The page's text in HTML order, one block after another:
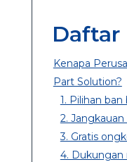
Daftar
Kenapa
Part Solution?
1. Pilihan ban
2.
3. Gratis
4. Dukungan